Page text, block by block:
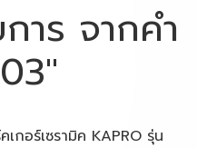
าร จากคำ
เกอร์เซรามิค KAPRO รุ่น